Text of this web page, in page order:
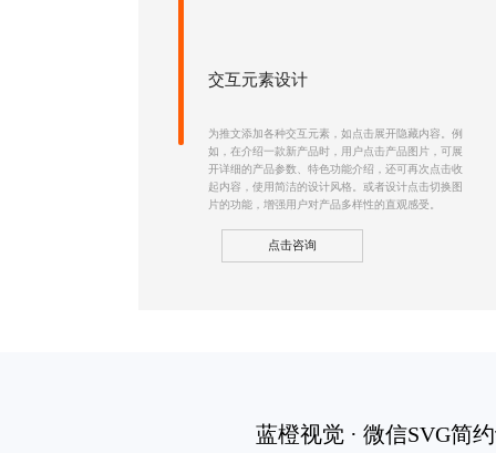
交互元素设计
为推文添加各种交互元素，如点击展开隐藏内容。例
如，在介绍一款新产品时，用户点击产品图片，可展
开详细的产品参数、特色功能介绍，还可再次点击收
起内容，使用简洁的设计风格。或者设计点击切换图
片的功能，增强用户对产品多样性的直观感受。
点击咨询
蓝橙视觉 · 微信SVG简